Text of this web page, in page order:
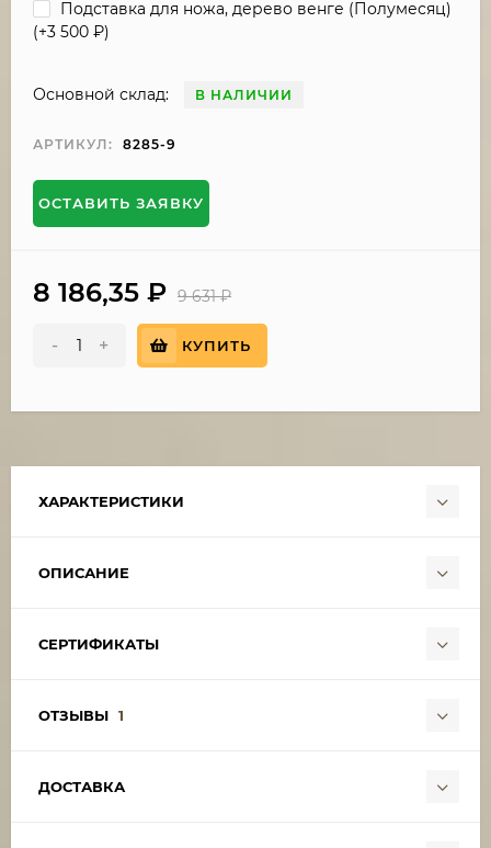
Подставка для ножа, дерево венге (Полумесяц)
(+3 500 ₽)
Основной склад: В НАЛИЧИИ
АРТИКУЛ: 8285-9
ОСТАВИТЬ ЗАЯВКУ
8 186,35 ₽ 9 631₽
- + КУПИТЬ
ХАРАКТЕРИСТИКИ
ОПИСАНИЕ
СЕРТИФИКАТЫ
ОТЗЫВЫ 1
ДОСТАВКА